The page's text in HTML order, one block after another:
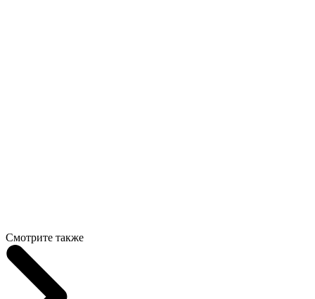
Смотрите также